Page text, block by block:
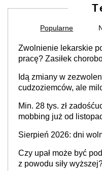
Popularne
Zwolnienie lekarskie
pracę? Zasiłek
stosunku pracy
Idą zmiany w
cudzoziemców, ale
Min. 28 tys. zł
mobbing już od
Sierpień 2026: dni
Czy upał może być
z powodu siły